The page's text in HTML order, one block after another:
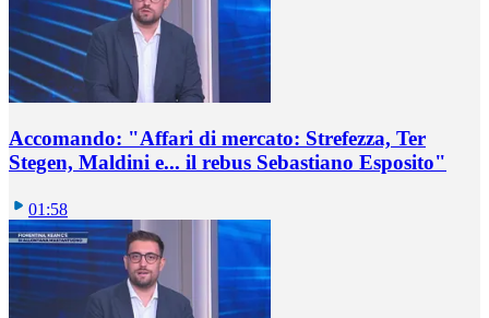
Accomando: "Affari di mercato: Strefezza, Ter
Stegen, Maldini e... il rebus Sebastiano Esposito"
01:58